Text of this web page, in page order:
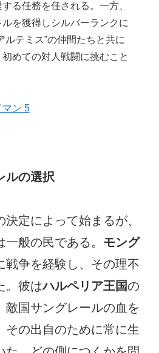
る任務を任される。一方、
を獲得しシルバーランクに
ルテミス”の仲間たちと共に
めての対人戦闘に挑むこと
マン 5
ルの選択
定によって始まるが、
般の民である。 モング
戦争を経験し、その理不
。彼はハルペリア王国の
敵国サングレールの血を
その出自のために常に生